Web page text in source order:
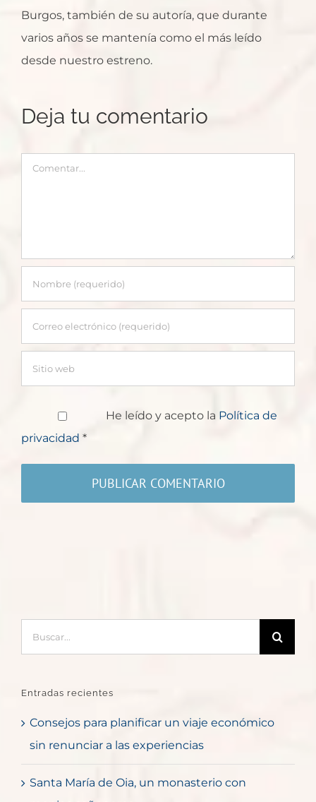
Burgos, también de su autoría, que durante
varios años se mantenía como el más leído
desde nuestro estreno.
Deja tu comentario
Comentar
He leído y acepto la Política de
privacidad *
Entradas recientes
Consejos para planificar un viaje económico
sin renunciar a las experiencias
Santa María de Oia, un monasterio con